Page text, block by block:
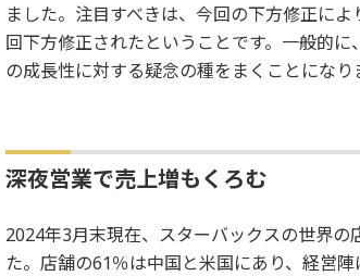
ました。注目すべきは、今回の下方修正に
回下方修正されたということです。一般的
の成長性に対する疑念の種をまくことになり
深夜営業で売上増もくろむ
2024年3月末現在、スターバックスの世界
た。店舗の61％は中国と米国にあり、経営